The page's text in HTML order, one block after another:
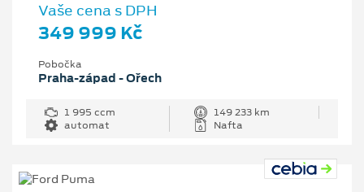
Vaše cena s DPH
349 999 Kč
Pobočka
Praha-západ - Ořech
1 995 ccm
149 233 km
automat
Nafta